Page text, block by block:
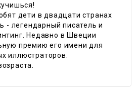
дети в двадцати странах
- легендарный писатель и
Недавно в Швеции
премию его имени для
иллюстраторов.